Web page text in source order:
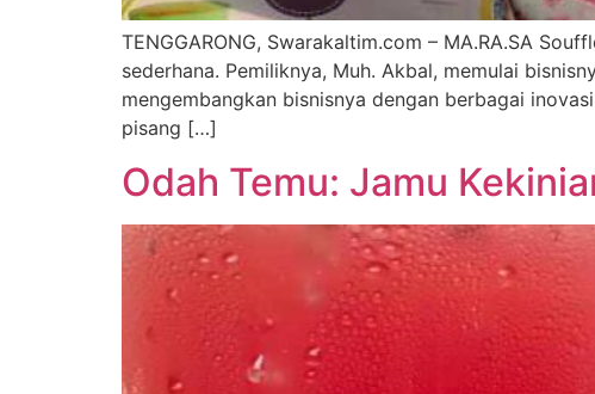
TENGGARONG, Swarakaltim.com – MA.RA.SA
sederhana. Pemiliknya, Muh. Akbal, memulai
mengembangkan bisnisnya dengan berbagai
pisang […]
Odah Temu: Jamu